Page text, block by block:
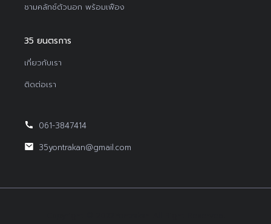
ชามคลัทช์ตัวนอก พร้อมเฟือง
35 ยนตรการ
เกี่ยวกับเรา
ติดต่อเรา
061-3847414
35yontrakan@gmail.com